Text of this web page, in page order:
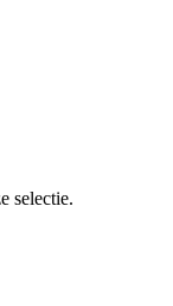
selectie.